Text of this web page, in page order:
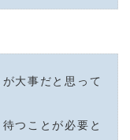
大事だと思って
つことが必要と